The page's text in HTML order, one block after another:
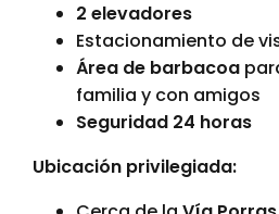
2 elevadores
Estacionamiento de
Área de barbacoa
familia y con amigos
Seguridad 24 horas
Ubicación privilegiada: